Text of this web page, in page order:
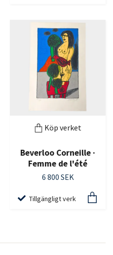
Köp verket
Beverloo Corneille ·
Femme de l'été
6 800 SEK
Tillgängligt verk